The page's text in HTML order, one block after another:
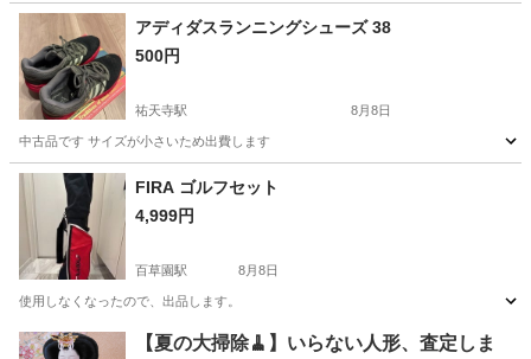
東京 江戸川区 西葛西駅
アディダスランニングシューズ 38
500円
祐天寺駅 8月8日
中古品です サイズが小さいため出費します
東京 目黒区 祐天寺駅 ランニング、ジョギング
FIRA ゴルフセット
4,999円
百草園駅 8月8日
使用しなくなったので、出品します。
東京 日野市 百草園駅 ゴルフ
【夏の大掃除🧹】いらない人形、査定しま